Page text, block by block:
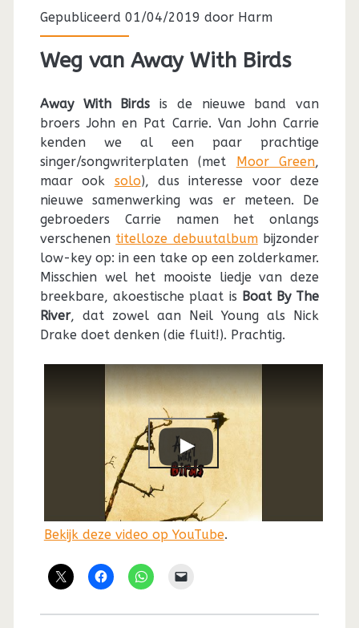
Gepubliceerd 01/04/2019 door Harm
Weg van Away With Birds
Away With Birds is de nieuwe band van
broers John en Pat Carrie. Van John Carrie
kenden we al een paar prachtige
singer/songwriterplaten (met Moor Green,
maar ook solo), dus interesse voor deze
nieuwe samenwerking was er meteen. De
gebroeders Carrie namen het onlangs
verschenen titelloze debuutalbumbijzonder
low-key op: in een take op een zolderkamer.
Misschien wel het mooiste liedje van deze
breekbare, akoestische plaat is Boat By The
River, dat zowel aan Neil Young als Nick
Drake doet denken (die fluit!). Prachtig.
Bekijk deze video op YouTube.